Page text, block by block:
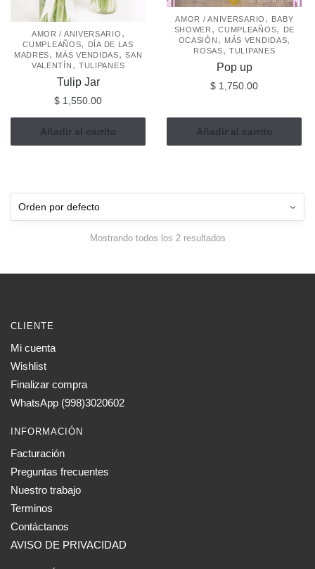
AMOR / ANIVERSARIO ,
CUMPLEAÑOS,
DÍA DE LAS
MADRES, MÁS VENDIDAS,SAN
VALENTÍN , TULIPANES
Tulip Jar
$ 1,550.00
Añadir al carrito
AMOR / ANIVERSARIO , BABY
SHOWER ,CUMPLEAÑOS,
DE
OCASIÓN , MÁS VENDIDAS,
ROSAS,TULIPANES
Pop up
$ 1,750.00
Añadir al carrito
Mostrando todos los 2 resultados
CLIENTE
Mi cuenta
Wishlist
Finalizar compra
WhatsApp (998)3020602
INFORMACIÓN
Facturación
Preguntas frecuentes
Nuestro trabajo
Terminos
Contáctanos
AVISO DE PRIVACIDAD